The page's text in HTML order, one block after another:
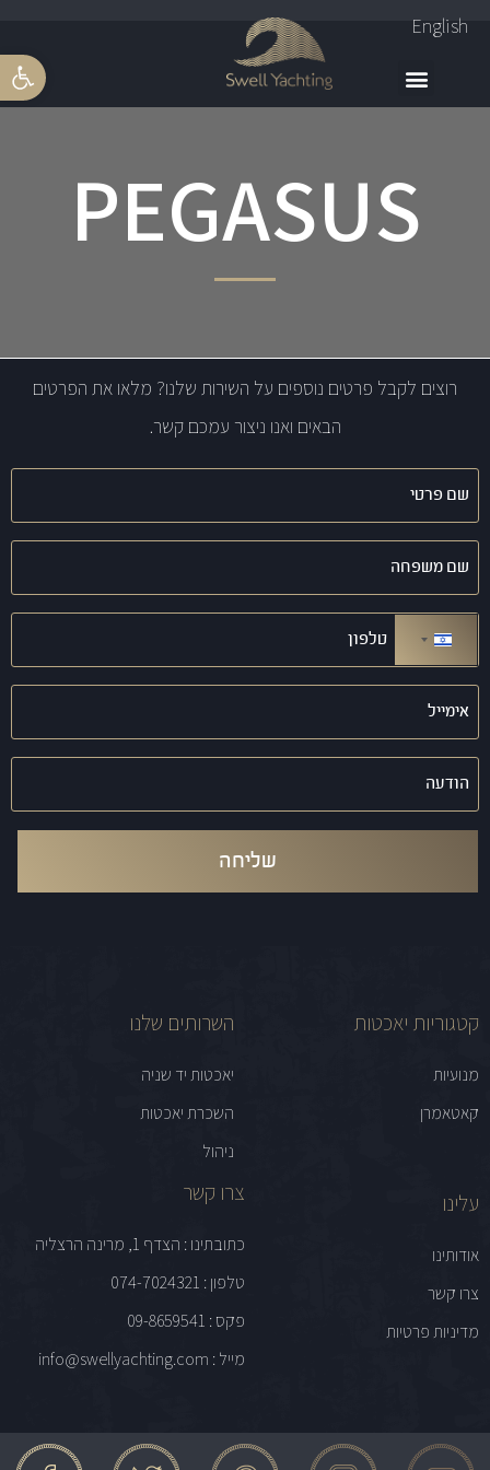
פתח
English
PEGASUS
רוצים לקבל פרטים נוספים על השירות שלנו? מלאו את הפרטים
הבאים ואנו ניצור עמכם קשר.
שם
פרטי
שם
משפחה
טלפון
(חובה)
ישראל +972
אימייל
(חובה)
הודעה
קטגוריות יאכטות
מנועיות
קאטאמרן
השרותים שלנו
יאכטות יד שניה
השכרת יאכטות
ניהול
עלינו
אודותינו
צרו קשר
מדיניות פרטיות
צרו קשר
כתובתינו : הצדף 1, מרינה הרצליה
טלפון : 074-7024321
פקס : 09-8659541
מייל : info@swellyachting.com